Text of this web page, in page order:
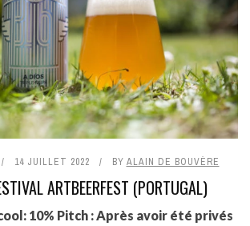
14 JUILLET 2022 BY ALAIN DE BOUVÈRE
ARTBEERFEST (PORTUGAL)
10% Pitch : Après avoir été privés